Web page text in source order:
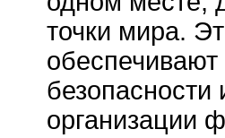
точки мира.
безопасности
организации